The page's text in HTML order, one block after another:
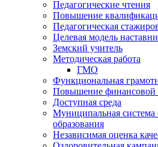
Педагогические чтения
Повышение
Педагогическая
Целевая модель
Земский учитель
Методическая работа
ГМО
Функциональная
Повышение финансовой
Доступная среда
Муниципальная система
образования
Независимая оценка